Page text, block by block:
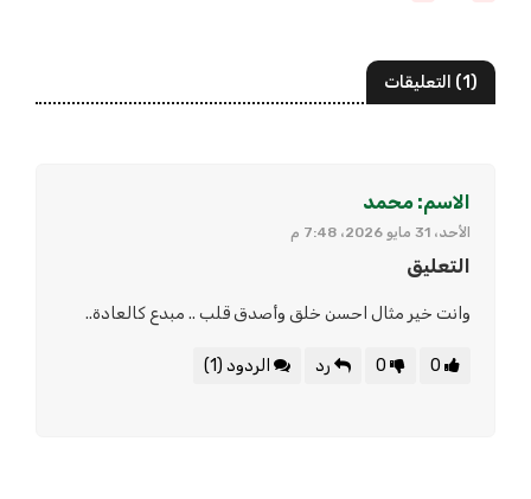
(1) التعليقات
الاسم: محمد
الأحد، 31 مايو 2026، 7:48 م
التعليق
وانت خير مثال احسن خلق وأصدق قلب .. مبدع كالعادة..
0
0 رد